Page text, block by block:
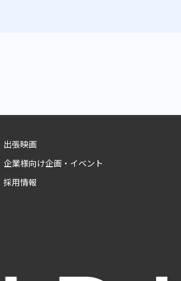
出張映画
企業様向け企画・イベント
採用情報